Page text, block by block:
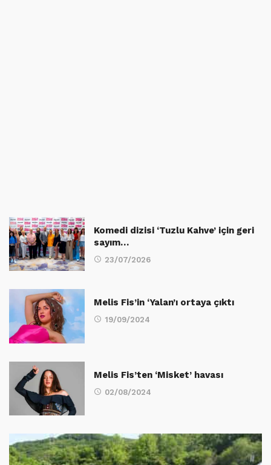
Komedi dizisi ‘Tuzlu Kahve’ için geri
sayım…
23/07/2026
Melis Fis’in ‘Yalan’ı ortaya çıktı
19/09/2024
Melis Fis’ten ‘Misket’ havası
02/08/2024